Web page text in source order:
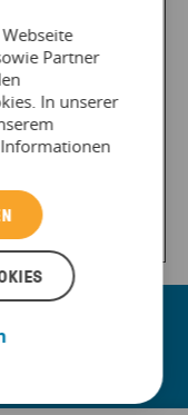
erar
beit
ung
ode
r -
cher
ung.
Partner
In unserer